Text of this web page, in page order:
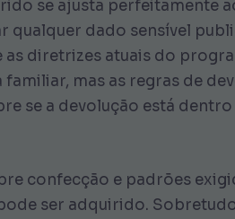
se ajusta perfeitamente
dado sensível
diretrizes atuais do
mas as regras de
se a devolução está
confecção e padrões
ser adquirido.